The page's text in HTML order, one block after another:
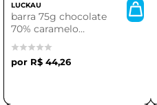
LUCKAU
barra 75g chocolate
70% caramelo
salgado sem
gluten/lactose/adicao
acucarR$ 44,26